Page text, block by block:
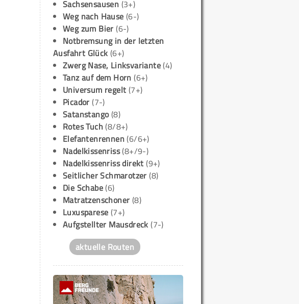
Sachsensausen (3+)
Weg nach Hause (6-)
Weg zum Bier (6-)
Notbremsung in der letzten
Ausfahrt Glück (6+)
Zwerg Nase, Linksvariante(4)
Tanz auf dem Horn (6+)
Universum regelt (7+)
Picador (7-)
Satanstango(8)
Rotes Tuch(8/8+)
Elefantenrennen(6/6+)
Nadelkissenriss(8+/9-)
Nadelkissenriss direkt (9+)
Seitlicher Schmarotzer (8)
Die Schabe(6)
Matratzenschoner (8)
Luxusparese (7+)
Aufgstellter Mausdreck (7-)
aktuelle Routen